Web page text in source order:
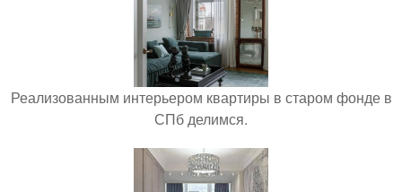
Реализованным интерьером квартиры в старом фонде в
СПб делимся.